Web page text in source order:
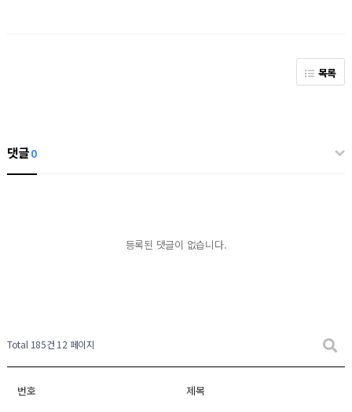
목록
댓글0
등록된 댓글이 없습니다.
Total 185건 12 페이지
번호 제목